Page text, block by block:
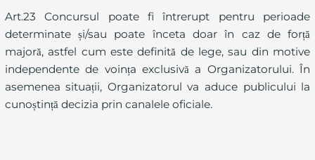
Art.23 Concursul poate fi întrerupt pentru perioade
determinate și/sau poate înceta doar în caz de forță
majoră, astfel cum este definită de lege, sau din motive
independente de voința exclusivă a Organizatorului. În
asemenea situații, Organizatorul va aduce publicului la
cunoștință decizia prin canalele oficiale.